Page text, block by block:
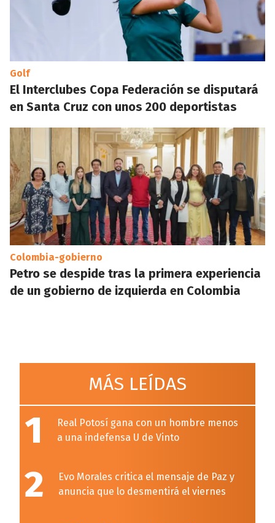
Golf
El Interclubes Copa Federación se disputará
en Santa Cruz con unos 200 deportistas
Colombia-gobierno
Petro se despide tras la primera experiencia
de un gobierno de izquierda en Colombia
MÁS LEÍDAS
1
Real Potosí gana con un hombre menos
a una indefensa U de Vinto
2
Evo Morales critica el mensaje de Paz y
anuncia que lo desmentirá el viernes